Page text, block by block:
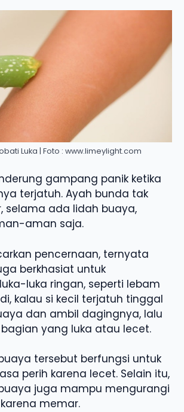
Luka | Foto : www.limeylight.com
gampang panik ketika
terjatuh. Ayah bunda tak
selama ada lidah buaya,
aman saja.
pencernaan, ternyata
berkhasiat untuk
luka ringan, seperti lebam
kalau si kecil terjatuh tinggal
dan ambil dagingnya, lalu
yang luka atau lecet.
tersebut berfungsi untuk
perih karena lecet. Selain itu,
juga mampu mengurangi
memar.